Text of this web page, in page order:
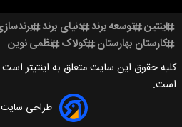
اینتین توسعه برند دنیای برند
کارستان بهارستان کولاک نظمی نوین
کلیه حقوق این سایت متعلق به اینتیتر است
است.
طراحی